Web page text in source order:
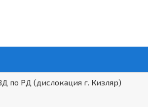
по РД (дислокация г. Кизляр)